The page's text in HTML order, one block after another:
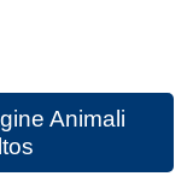
Animali